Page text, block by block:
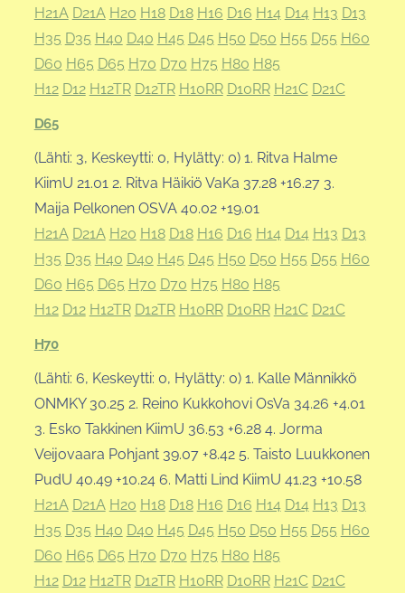
H21A D21A H20 H18 D18 H16 D16 H14 D14 H13 D13
H35 D35 H40 D40 H45 D45 H50 D50 H55 D55 H60
D60 H65 D65 H70 D70 H75 H80 H85
H12 D12 H12TR D12TR H10RR D10RR H21C D21C
D65
(Lähti: 3, Keskeytti: 0, Hylätty: 0) 1. Ritva Halme
KiimU 21.01 2. Ritva Häikiö VaKa 37.28 +16.27 3.
Maija Pelkonen OSVA 40.02 +19.01
H21A D21A H20 H18 D18 H16 D16 H14 D14 H13 D13
H35 D35 H40 D40 H45 D45 H50 D50 H55 D55 H60
D60 H65 D65 H70 D70 H75 H80 H85
H12 D12 H12TR D12TR H10RR D10RR H21C D21C
H70
(Lähti: 6, Keskeytti: 0, Hylätty: 0) 1. Kalle Männikkö
ONMKY 30.25 2. Reino Kukkohovi OsVa 34.26 +4.01
3. Esko Takkinen KiimU 36.53 +6.28 4. Jorma
Veijovaara Pohjant 39.07 +8.42 5. Taisto Luukkonen
PudU 40.49 +10.24 6. Matti Lind KiimU 41.23 +10.58
H21A D21A H20 H18 D18 H16 D16 H14 D14 H13 D13
H35 D35 H40 D40 H45 D45 H50 D50 H55 D55 H60
D60 H65 D65 H70 D70 H75 H80 H85
H12 D12 H12TR D12TR H10RR D10RR H21C D21C